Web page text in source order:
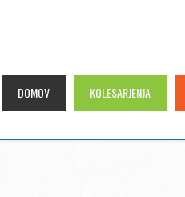
DOMOV KOLESARJENJA